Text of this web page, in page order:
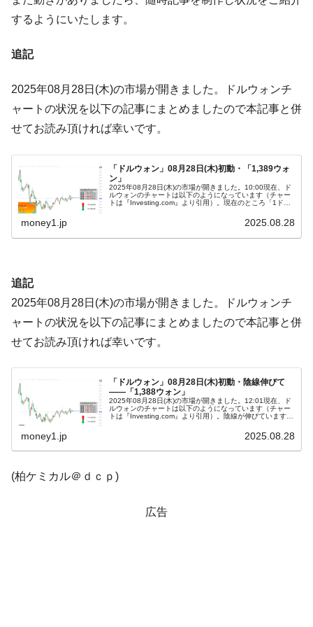
営業利益80.2％も減少
にぶん殴る法案」提出！⇒ クーパン問題は合衆国企業に対
する差別。許してはおかぬ
『Money1』
韓国ボンクラ政策室長･金容範、株価暴落に
『Money1』
韓国半導体『SKハイニックス』2026年2Qの
業績「史上最高益」当期純利益は前年同期比13.4倍に。
『Money1』
韓国･加徳島新国際空港「またも暗礁」の危
機 ⇒ 10.7兆では損が出るからできない。
【速報】韓国株式市場の暴落・本日07月29
『Money1』
IT産業は人を雇用する効果は低い。全産業の
半分未満しか雇用を生まない
『Money1』
韓国「株式市場が賭博場のように変質した
のは政界の責任だ」
に。
『Money1』
韓国化学企業最大手『ロッテケミカル』純
借入金が約8兆。信用格付け「ネガティブ」にダウン
『Money1』
韓国株式市場･暗黒の火曜日。サーキットブ
するようにいたします。
追記
2025年08月28日(木)の市場が開きました。ドルウォンチ
ャートの状況を以下の記事にまとめましたので本記事と併
せてお読み頂ければ幸いです。
「ドルウォン」08月28日(木)初動・「1,389ウォ
ン」
2025年08月28日(木)の市場が開きました。10:00現在、ド
ルウォンのチャートは以下のようになっています（チャー
トは『Investing.com』より引用）。現在のところ「1ドル
money1.jp 2025.08.28
追記
2025年08月28日(木)の市場が開きました。ドルウォンチ
ャートの状況を以下の記事にまとめましたので本記事と併
せてお読み頂ければ幸いです。
「ドルウォン」08月28日(木)初動・陰線伸びて
――「1,388ウォン」
2025年08月28日(木)の市場が開きました。12:01現在、ド
ルウォンのチャートは以下のようになっています（チャー
トは『Investing.com』より引用）。陰線が伸びています。
money1.jp 2025.08.28
(柏ケミカル＠ｄｃｐ)
広告